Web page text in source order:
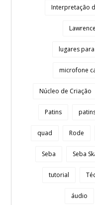
Interpretação
lugares
microfone
Núcleo de Criação
Patins
quad Rode
Seba Seba
tutorial
áudio